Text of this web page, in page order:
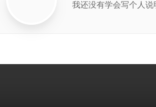
我还没有学会写个人说